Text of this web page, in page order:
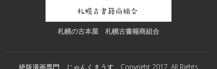
札幌の古本屋 札幌古書籍商組合
絶版漫画専門 じゃんくまうす Copyright 2017. All Rights